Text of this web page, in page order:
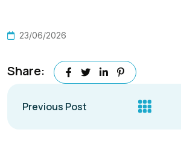
23/06/2026
Share:
Previous Post